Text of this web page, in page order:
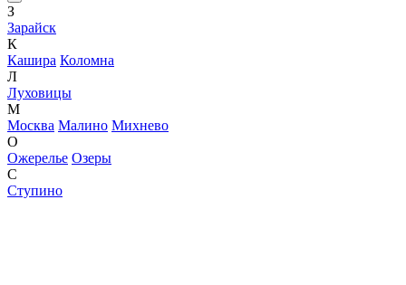
З
Зарайск
К
Кашира Коломна
Л
Луховицы
М
Москва Малино Михнево
О
Ожерелье Озеры
С
Ступино